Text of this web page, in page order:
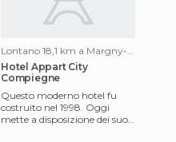
Hotel Appart City
Compiegne
Questo moderno hotel fu
costruito nel 1998. Oggi
mette a disposizione dei suoi